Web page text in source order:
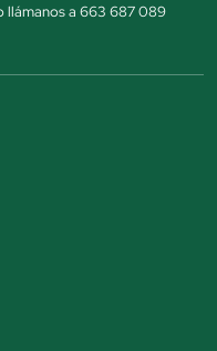
llámanos a 663 687 089